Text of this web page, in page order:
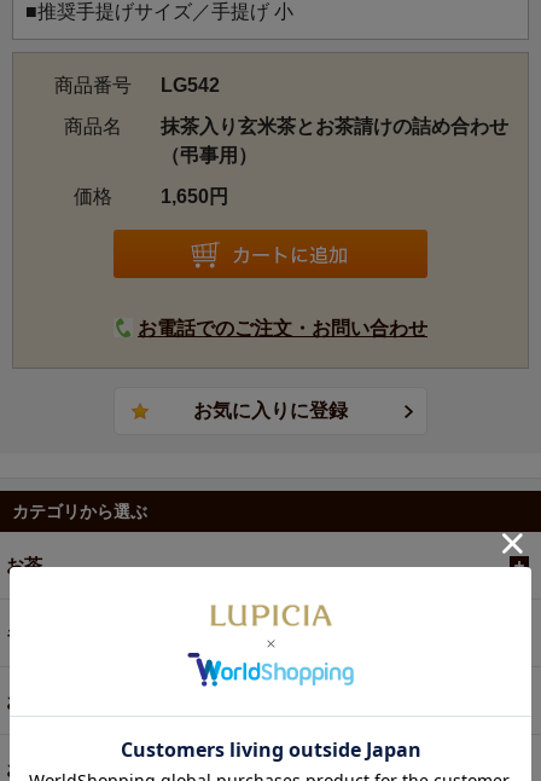
■推奨手提げサイズ／手提げ 小
商品番号
LG542
商品名
抹茶入り玄米茶とお茶請けの詰め合わせ
（弔事用）
価格
1,650円
お電話でのご注文・お問い合わせ
カテゴリから選ぶ
お茶
ギフト
お菓子・食品・飲料
お買い得商品